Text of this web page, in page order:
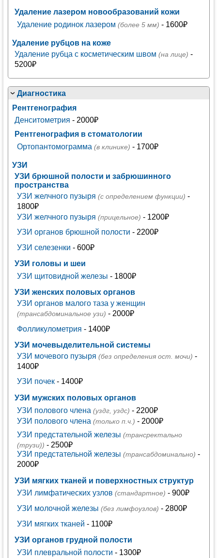
Удаление лазером новообразований кожи
Удаление родинок лазером (более 5 мм) - 1600₽
Удаление рубцов на коже
Удаление рубца с косметическим швом (на лице) -
5200₽
Диагностика
Рентгенография
Денситометрия - 2000₽
Рентгенография в стоматологии
Ортопантомограмма (в клинике) - 1700₽
УЗИ
УЗИ брюшной полости и забрюшинного
пространства
УЗИ желчного пузыря (с определением функции) -
1800₽
УЗИ желчного пузыря (прицельное) - 1200₽
УЗИ органов брюшной полости - 2200₽
УЗИ селезенки - 600₽
УЗИ головы и шеи
УЗИ щитовидной железы - 1800₽
УЗИ женских половых органов
УЗИ органов малого таза у женщин
(трансабдоминальное узи) - 2000₽
Фолликулометрия - 1400₽
УЗИ мочевыделительной системы
УЗИ мочевого пузыря (без определения ост. мочи) -
1400₽
УЗИ почек- 1400₽
УЗИ мужских половых органов
УЗИ полового члена (уздг, уздс) - 2200₽
УЗИ полового члена (только п.ч.) - 2000₽
УЗИ предстательной железы (трансректально
(трузи)) - 2500₽
УЗИ предстательной железы (трансабдоминально) -
2000₽
УЗИ мягких тканей и поверхностных структур
УЗИ лимфатических узлов (стандартное) - 900₽
УЗИ молочной железы (без лимфоузлов) - 2800₽
УЗИ мягких тканей - 1100₽
УЗИ органов грудной полости
УЗИ плевральной полости - 1300₽